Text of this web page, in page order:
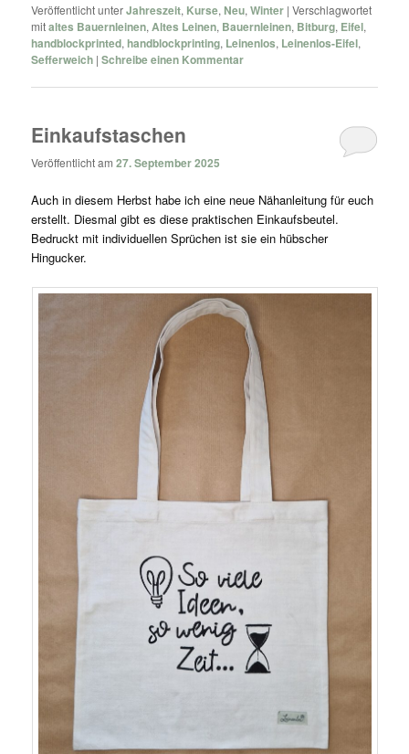
Veröffentlicht unterJahreszeit, Kurse, Neu,Winter |Verschlagwortet
mitaltes Bauernleinen, Altes Leinen, Bauernleinen, Bitburg, Eifel,
handblockprinted, handblockprinting, Leinenlos, Leinenlos-Eifel,
Sefferweich |Schreibe einen Kommentar
Einkaufstaschen
Veröffentlicht am27. September 2025
Auch in diesem Herbst habe ich eine neue Nähanleitung für euch
erstellt. Diesmal gibt es diese praktischen Einkaufsbeutel.
Bedruckt mit individuellen Sprüchen ist sie ein hübscher
Hingucker.